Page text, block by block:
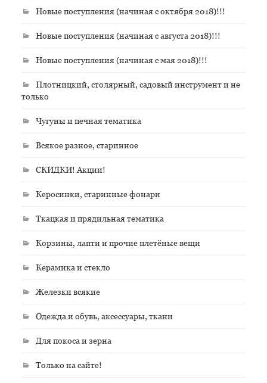
Новые поступления (начиная с октября 2018)!!!
Новые поступления (начиная с августа 2018)!!!
Новые поступления (начиная с мая 2018)!!!
Плотницкий, столярный, садовый инструмент и не
только
Чугуны и печная тематика
Всякое разное, старинное
СКИДКИ! Акции!
Керосинки, старинные фонари
Ткацкая и прядильная тематика
Корзины, лапти и прочие плетёные вещи
Керамика и стекло
Железки всякие
Одежда и обувь, аксессуары, ткани
Для покоса и зерна
Только на сайте!